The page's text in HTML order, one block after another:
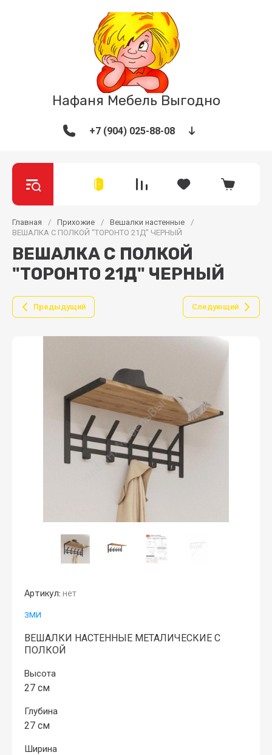
Нафаня Мебель Выгодно
+7 (904) 025-88-08
Главная / Прихожие / Вешалки настенные
/
ВЕШАЛКА С ПОЛКОЙ "ТОРОНТО 21Д" ЧЕРНЫЙ
ВЕШАЛКА С ПОЛКОЙ
"ТОРОНТО 21Д" ЧЕРНЫЙ
Предыдущий Следующий
Артикул: нет
ЗМИ
ВЕШАЛКИ НАСТЕННЫЕ МЕТАЛИЧЕСКИЕ С
ПОЛКОЙ
Высота
27 см
Глубина
27 см
Ширина